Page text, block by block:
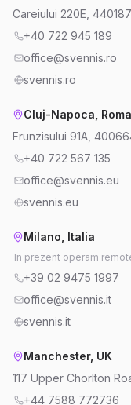
Careiului 220E, 440187
+40 722 945 189
office@svennis.ro
svennis.ro
Cluj-Napoca,
Frunzisului 91A,
+40 722 567 135
office@svennis.eu
svennis.eu
Milano, Italia
In prezent operam
+39 02 9475 1997
office@svennis.it
svennis.it
Manchester, UK
117 Upper Chorlton
+44 7588 772736